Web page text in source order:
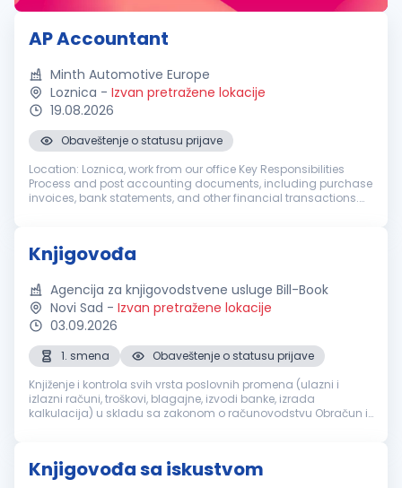
AP Accountant
Minth Automotive Europe
Loznica - Izvan pretražene lokacije
19.08.2026
Obaveštenje o statusu prijave
Location: Loznica, work from our office Key Responsibilities
Process and post accounting documents, including purchase
invoices, bank statements, and other financial transactions.
Knjigovođa
Agencija za knjigovodstvene usluge Bill-Book
Novi Sad - Izvan pretražene lokacije
03.09.2026
1. smena
Obaveštenje o statusu prijave
Knjiženje i kontrola svih vrsta poslovnih promena (ulazni i
izlazni računi, troškovi, blagajne, izvodi banke, izrada
kalkulacija) u skladu sa zakonom o računovodstvu Obračun i
Knjigovođa sa iskustvom